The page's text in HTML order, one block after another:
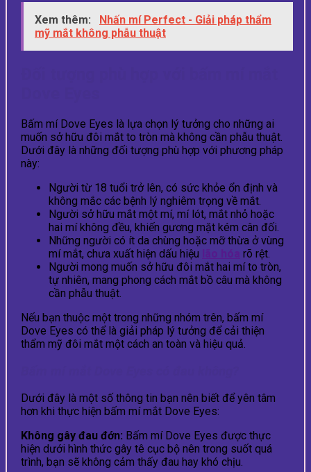
Xem thêm:
Nhấn mí Perfect - Giải pháp thẩm
mỹ mắt không phẫu thuật
Bấm mí Dove Eyes là lựa chọn lý tưởng cho những ai
muốn sở hữu đôi mắt to tròn mà không cần phẫu thuật.
Dưới đây là những đối tượng phù hợp với phương pháp
này:
Người từ 18 tuổi trở lên, có sức khỏe ổn định và
không mắc các bệnh lý nghiêm trọng về mắt.
Người sở hữu mắt một mí, mí lót, mắt nhỏ hoặc
hai mí không đều, khiến gương mặt kém cân đối.
Những người có ít da chùng hoặc mỡ thừa ở vùng
mí mắt, chưa xuất hiện dấu hiệu
lão hóa rõ rệt.
Người mong muốn sở hữu đôi mắt hai mí to tròn,
tự nhiên, mang phong cách mắt bồ câu mà không
cần phẫu thuật.
Nếu bạn thuộc một trong những nhóm trên, bấm mí
Dove Eyes có thể là giải pháp lý tưởng để cải thiện
thẩm mỹ đôi mắt một cách an toàn và hiệu quả.
Dưới đây là một số thông tin bạn nên biết để yên tâm
hơn khi thực hiện bấm mí mắt Dove Eyes:
Không gây đau đớn: Bấm mí Dove Eyes được thực
hiện dưới hình thức gây tê cục bộ nên trong suốt quá
trình, bạn sẽ không cảm thấy đau hay khó chịu.